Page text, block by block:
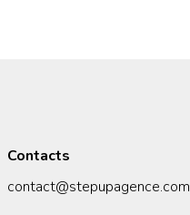
Contacts
contact@stepupagence.com